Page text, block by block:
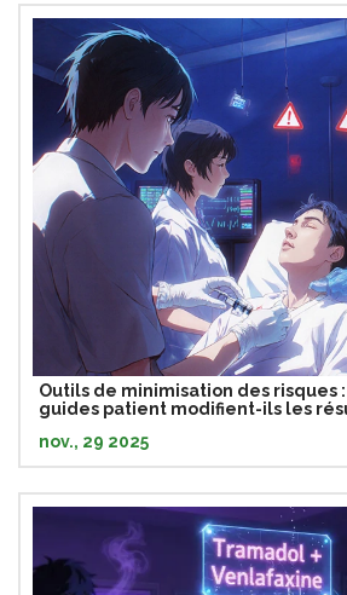
Outils de minimisation des risques :
guides patient modifient-ils les
nov., 29 2025